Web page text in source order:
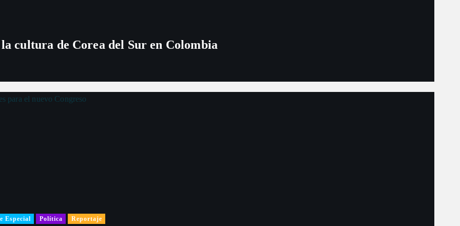
cultura de Corea del Sur en Colombia
Especial Política Reportaje